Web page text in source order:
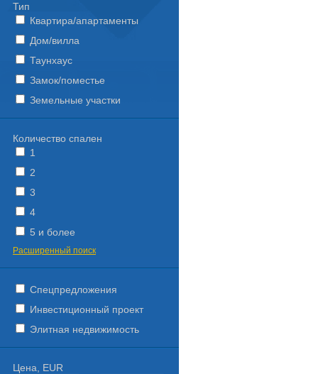
Тип
Квартира/апартаменты
Дом/вилла
Таунхаус
Замок/поместье
Земельные участки
Количество спален
1
2
3
4
5 и более
Расширенный поиск
Спецпредложения
Инвестиционный проект
Элитная недвижимость
Цена, EUR